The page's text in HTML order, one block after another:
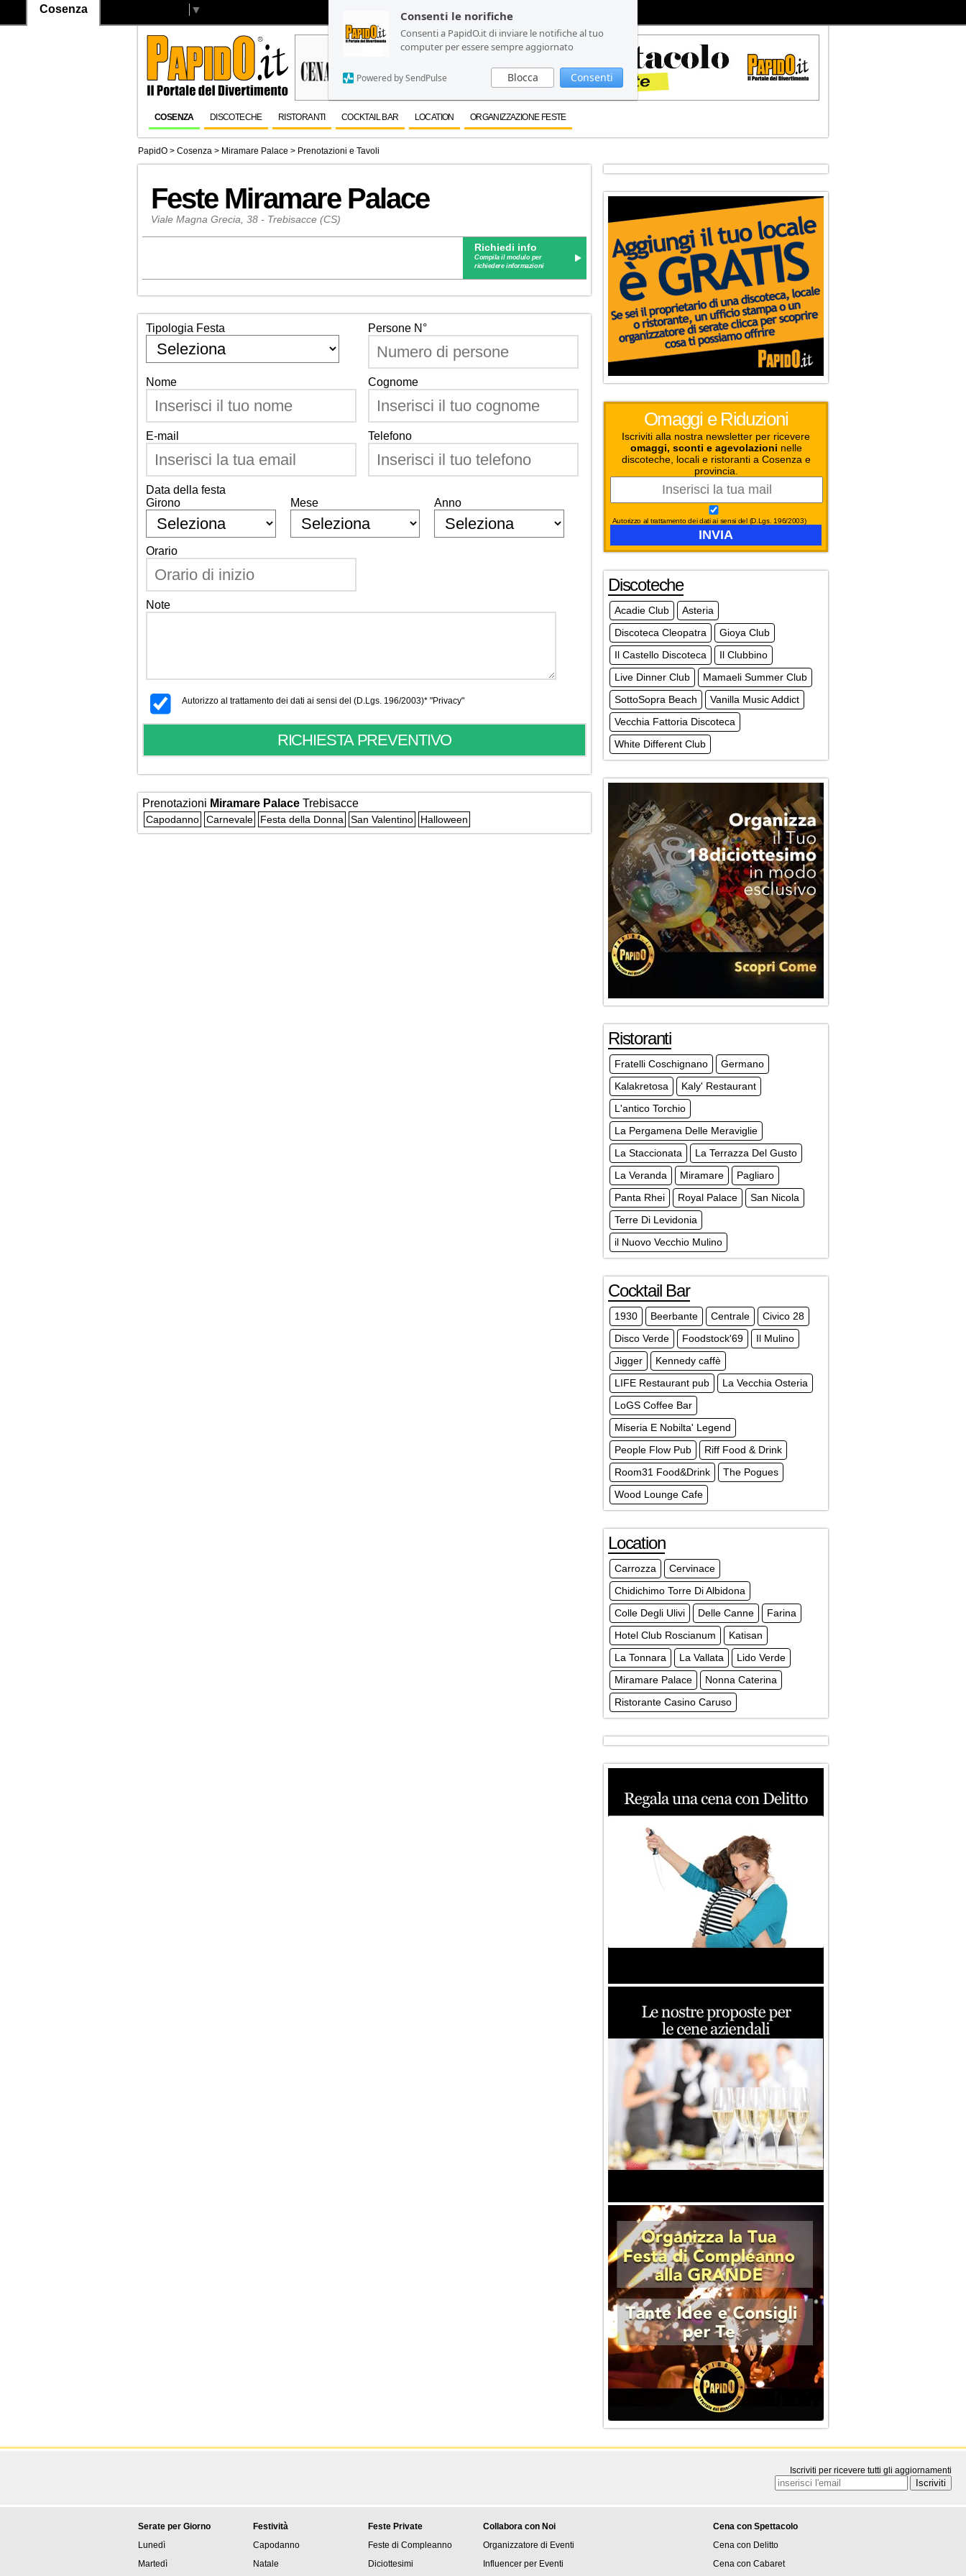
Consenti le norifiche
Consenti a PapidO.it di inviare le notifiche al tuo
computer per essere sempre aggiornato
Blocca Consenti
Powered by SendPulse
Consenti le norifiche
Consenti a PapidO.it di inviare le notifiche al tuo
computer per essere sempre aggiornato
Blocca Consenti
Powered by SendPulse
Cosenza ▼
COSENZA DISCOTECHE RISTORANTI COCKTAIL BAR LOCATION ORGANIZZAZIONE FESTE
PapidO > Cosenza > Miramare Palace > Prenotazioni e Tavoli
Feste Miramare Palace
Viale Magna Grecia, 38 - Trebisacce (CS)
Richiedi info
Compila il modulo per
richiedere informazioni
Tipologia Festa Persone N°
Nome Cognome
E-mail Telefono
Data della festa
Girono
Mese Anno
Orario
Note
Autorizzo al trattamento dei dati ai sensi del (D.Lgs. 196/2003)* "Privacy"
Prenotazioni Miramare Palace Trebisacce
Capodanno Carnevale Festa della Donna San Valentino Halloween
Omaggi e Riduzioni
Iscriviti alla nostra newsletter per ricevere
omaggi, sconti e agevolazioni nelle
discoteche, locali e ristoranti a Cosenza e
provincia.
Autorizzo al trattamento dei dati ai sensi del (D.Lgs. 196/2003)
Discoteche
Acadie Club
Asteria
Discoteca Cleopatra
Gioya Club
Il Castello Discoteca
Il Clubbino
Live Dinner Club
Mamaeli Summer Club
SottoSopra Beach
Vanilla Music Addict
Vecchia Fattoria Discoteca
White Different Club
Ristoranti
Fratelli Coschignano
Germano
Kalakretosa
Kaly' Restaurant
L'antico Torchio
La Pergamena Delle Meraviglie
La Staccionata
La Terrazza Del Gusto
La Veranda
Miramare
Pagliaro
Panta Rhei
Royal Palace
San Nicola
Terre Di Levidonia
il Nuovo Vecchio Mulino
Cocktail Bar
1930 Beerbante Centrale
Civico 28
Disco Verde
Foodstock'69
Il Mulino
Jigger
Kennedy caffè
LIFE Restaurant pub
La Vecchia Osteria
LoGS Coffee Bar
Miseria E Nobilta' Legend
People Flow Pub
Riff Food & Drink
Room31 Food&Drink
The Pogues
Wood Lounge Cafe
Location
Carrozza
Cervinace
Chidichimo Torre Di Albidona
Colle Degli Ulivi
Delle Canne
Farina
Hotel Club Roscianum
Katisan
La Tonnara
La Vallata
Lido Verde
Miramare Palace
Nonna Caterina
Ristorante Casino Caruso
Iscriviti per ricevere tutti gli aggiornamenti
Serate per Giorno
Lunedì
Martedì
Festività
Capodanno
Natale
Feste Private
Feste di Compleanno
Diciottesimi
Collabora con Noi
Organizzatore di Eventi
Influencer per Eventi
Cena con Spettacolo
Cena con Delitto
Cena con Cabaret